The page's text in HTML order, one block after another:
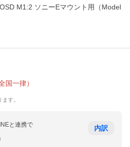
M1:2 ソニーEマウント用（Model
国一律）
す。
と連携で 内訳